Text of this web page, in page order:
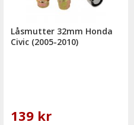
Låsmutter 32mm Honda
Civic (2005-2010)
139 kr